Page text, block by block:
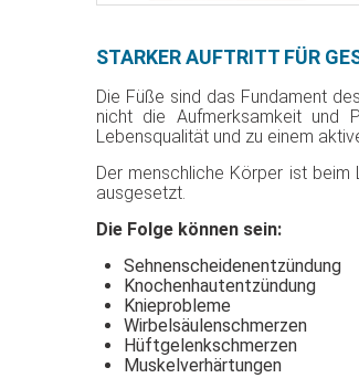
STARKER AUFTRITT FÜR
Die Füße sind das Fundament
nicht die Aufmerksamkeit und
Lebensqualität und zu einem
Der menschliche Körper ist beim
ausgesetzt.
Die Folge können sein:
Sehnenscheidenentzündung
Knochenhautentzündung
Knieprobleme
Wirbelsäulenschmerzen
Hüftgelenkschmerzen
Muskelverhärtungen